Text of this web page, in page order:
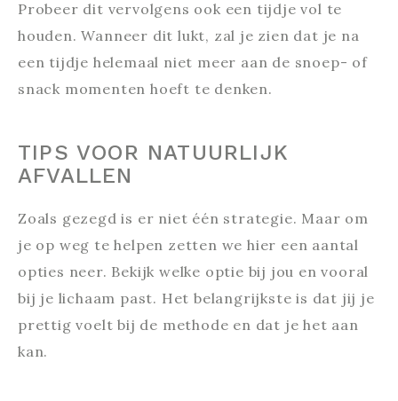
Probeer dit vervolgens ook een tijdje vol te
houden. Wanneer dit lukt, zal je zien dat je na
een tijdje helemaal niet meer aan de snoep- of
snack momenten hoeft te denken.
TIPS VOOR NATUURLIJK
AFVALLEN
Zoals gezegd is er niet één strategie. Maar om
je op weg te helpen zetten we hier een aantal
opties neer. Bekijk welke optie bij jou en vooral
bij je lichaam past. Het belangrijkste is dat jij je
prettig voelt bij de methode en dat je het aan
kan.